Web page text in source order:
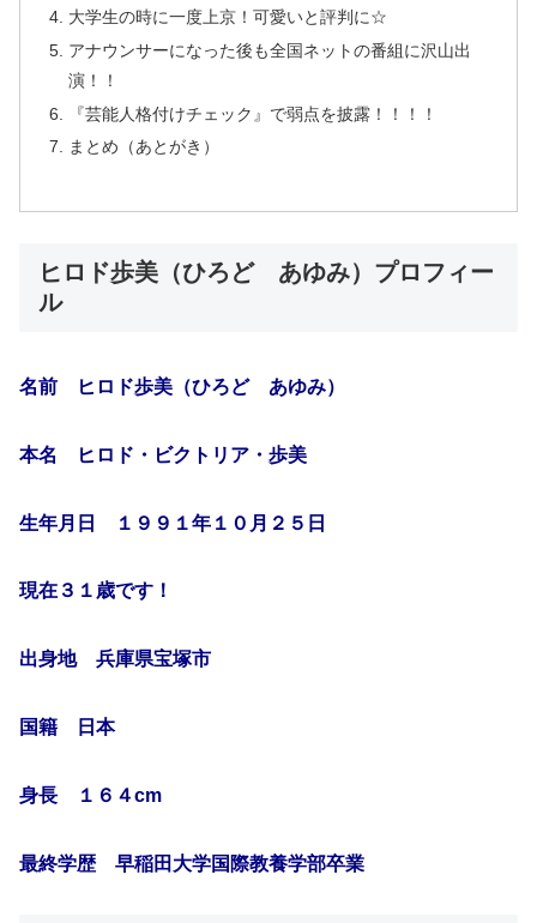
大学生の時に一度上京！可愛いと評判に☆
アナウンサーになった後も全国ネットの番組に沢山出
演！！
『芸能人格付けチェック』で弱点を披露！！！！
まとめ（あとがき）
ヒロド歩美（ひろど あゆみ）プロフィー
ル
名前 ヒロド歩美（ひろど あゆみ）
本名 ヒロド・ビクトリア・歩美
生年月日 １９９１年１０月２５日
現在３１歳です！
出身地 兵庫県宝塚市
国籍 日本
身長 １６４cm
最終学歴 早稲田大学国際教養学部卒業